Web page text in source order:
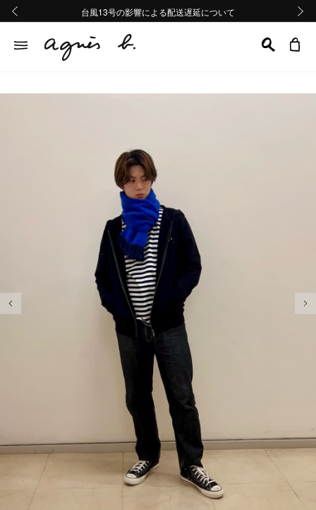
熊本地域地震の影響による配送遅延について
Summer Sale 2buy10%OFF!!
台風13号の影響による配送遅延について
熊本地域地震の影響による配送遅延について
Summer Sale 2buy10%OFF!!
前の画像